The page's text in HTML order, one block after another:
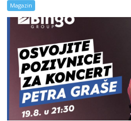
Magazin